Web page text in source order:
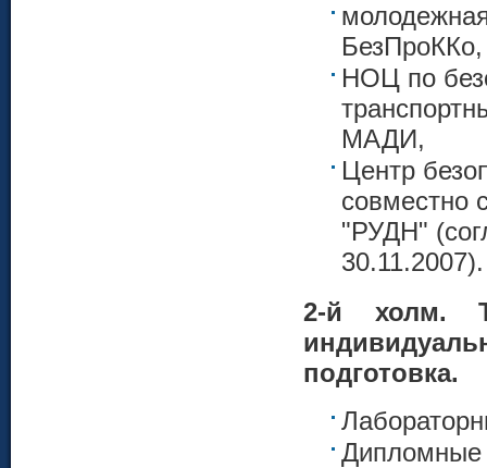
БезПроККо,
НОЦ по
МАДИ,
Центр
"РУДН"
30.11.2007).
2-й холм.
подготовка.
Дипломные